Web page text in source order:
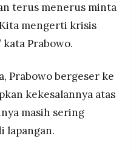
terus menerus minta
mengerti krisis
Prabowo.
Prabowo bergeser ke
kekesalannya atas
masih sering
lapangan.